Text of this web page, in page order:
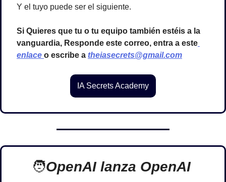
Y el tuyo puede ser el siguiente.
Si Quieres que tu o tu equipo también estéis a la
vanguardia, Responde este correo, entra a este
enlace o escribe a theiasecrets@gmail.com
IA Secrets Academy
🧑OpenAI lanza OpenAI